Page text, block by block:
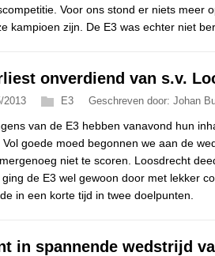
Voor ons stond er niets meer
kampioen zijn. De E3 was echter niet
onverdiend van s.v.
2013 E3 Geschreven door: Johan
van de E3 hebben vanavond hun
goede moed begonnen we aan de
niet te scoren. Loosdrecht
de E3 wel gewoon door met lekker
in een korte tijd in twee doelpunten.
in spannende wedstrijd